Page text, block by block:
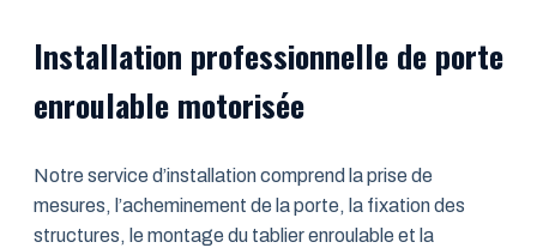
Installation professionnelle de porte
enroulable motorisée
Notre service d’installation comprend la prise de
mesures, l’acheminement de la porte, la fixation des
structures, le montage du tablier enroulable et la